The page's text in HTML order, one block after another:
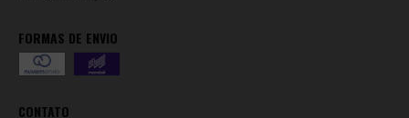
FORMAS DE ENVIO
CONTATO